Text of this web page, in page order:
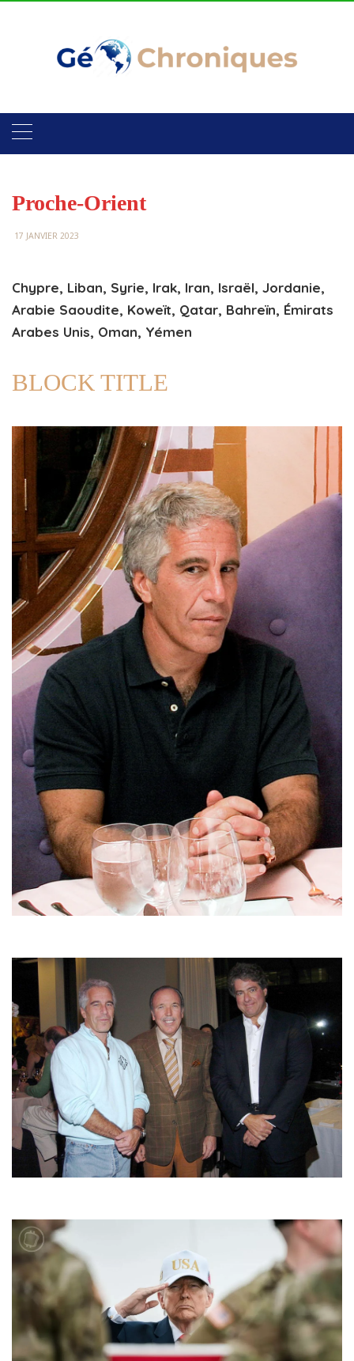
Proche-Orient
17 JANVIER 2023
Chypre, Liban, Syrie, Irak, Iran, Israël, Jordanie,
Arabie Saoudite, Koweït, Qatar, Bahreïn, Émirats
Arabes Unis, Oman, Yémen
BLOCK TITLE